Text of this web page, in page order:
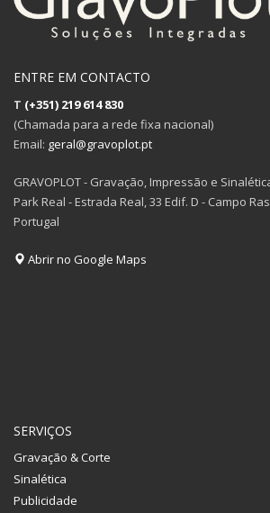
ENTRE EM CONTACTO
T (+351) 219 614 830
(Chamada para a rede fixa nacional)
Email: geral@gravoplot.pt
GRAVOPLOT - Gravação, Impressão e
Park Real - Estrada Real, 33 Edif. D - Campo
Portugal
Abrir no Google Maps
SERVIÇOS
Gravação & Corte
Sinalética
Publicidade